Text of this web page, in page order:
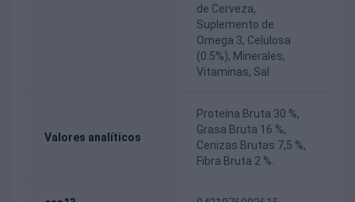
de Cerveza,
Suplemento de
Omega 3, Celulosa
(0.5%), Minerales,
Vitaminas, Sal
Valores analíticos
Proteína Bruta 30 %,
Grasa Bruta 16 %,
Cenizas Brutas 7,5 %,
Fibra Bruta 2 %.